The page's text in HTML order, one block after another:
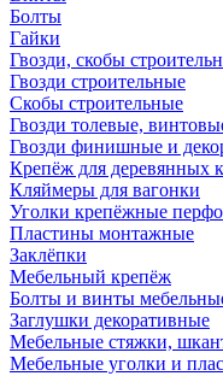
Болты
Гайки
Гвозди, скобы
Гвозди строительные
Скобы строительные
Гвозди толевые,
Гвозди финишные и
Крепёж для деревянных
Кляймеры для вагонки
Уголки крепёжные
Пластины монтажные
Заклёпки
Мебельный крепёж
Болты и винты
Заглушки декоративные
Мебельные стяжки,
Мебельные уголки и